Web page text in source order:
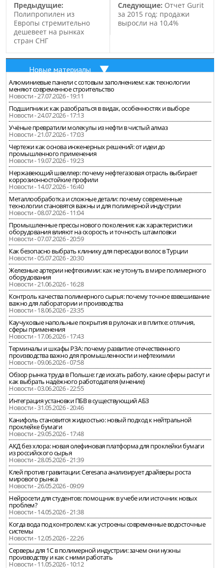
Предыдущие:
Полипропилен из
Европы стремительно
дешевеет на рынках
стран СНГ
Следующие: Отчет Gurit
за 2015 год: продажи
выросли на 10,4%
Новые материалы
Алюминиевые панели с сотовым заполнением: как технологии
меняют современное строительство
Новости - 27.07.2026 - 19:11
Подшипники: как разобраться в видах, особенностях и выборе
Новости - 24.07.2026 - 17:13
Учёные превратили молекулы из нефти в чистый алмаз
Новости - 21.07.2026 - 17:03
Чертежи как основа инженерных решений: от идеи до
промышленного применения
Новости - 19.07.2026 - 19:23
Нержавеющий швеллер: почему нефтегазовая отрасль выбирает
коррозионностойкие профили
Новости - 14.07.2026 - 16:40
Металлообработка и сложные детали: почему современные
технологии становятся важны и для полимерной индустрии
Новости - 08.07.2026 - 11:04
Промышленные прессы нового поколения: как характеристики
оборудования влияют на скорость и точность штамповки
Новости - 07.07.2026 - 20:59
Как безопасно выбрать клинику для пересадки волос в Турции
Новости - 05.07.2026 - 20:30
Железные артерии нефтехимии: как не утонуть в мире полимерного
оборудования
Новости - 21.06.2026 - 16:28
Контроль качества полимерного сырья: почему точное взвешивание
важно для лаборатории и производства
Новости - 18.06.2026 - 23:35
Каучуковые напольные покрытия в рулонах и в плитке: отличия,
сферы применения
Новости - 17.06.2026 - 17:43
Терминалы и шкафы РЗА: почему развитие отечественного
производства важно для промышленности и нефтехимии
Новости - 09.06.2026 - 07:58
Обзор рынка труда в Польше: где искать работу, какие сферы растут и
как выбрать надёжного работодателя (мнение)
Новости - 03.06.2026 - 22:55
Интеграция установки ПБВ в существующий АБЗ
Новости - 31.05.2026 - 20:46
Канифоль становится жидкостью: новый подход к нейтральной
проклейке бумаги
Новости - 29.05.2026 - 17:48
АКД без хлора: новая олефиновая платформа для проклейки бумаги
из российского сырья
Новости - 28.05.2026 - 21:39
Клей против гравитации: Ceresana анализирует драйверы роста
мирового рынка
Новости - 26.05.2026 - 09:09
Нейросети для студентов: помощник в учебе или источник новых
проблем?
Новости - 14.05.2026 - 21:38
Когда вода под контролем: как устроены современные водосточные
системы
Новости - 12.05.2026 - 22:26
Серверы для 1С в полимерной индустрии: зачем они нужны
производству и как с ними работать
Новости - 11.05.2026 - 10:12